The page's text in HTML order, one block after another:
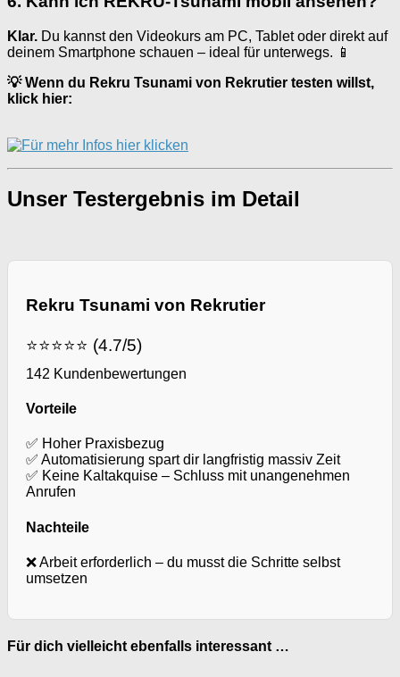
Klar. Du kannst den Videokurs am PC, Tablet oder direkt auf
deinem Smartphone schauen – ideal für unterwegs. 📱
💡 Wenn du Rekru Tsunami von Rekrutier testen willst,
klick hier:
Unser Testergebnis im Detail
Rekru Tsunami von Rekrutier
⭐⭐⭐⭐⭐ (4.7/5)
142 Kundenbewertungen
Vorteile
✅ Hoher Praxisbezug
✅ Automatisierung spart dir langfristig massiv Zeit
✅ Keine Kaltakquise – Schluss mit unangenehmen
Anrufen
Nachteile
❌ Arbeit erforderlich – du musst die Schritte selbst
umsetzen
Für dich vielleicht ebenfalls interessant …